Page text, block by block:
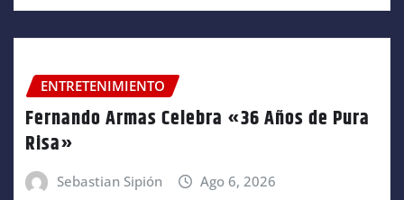
ENTRETENIMIENTO
Fernando Armas Celebra «36 Años de Pura
Risa»
Sebastian Sipión Ago 6, 2026